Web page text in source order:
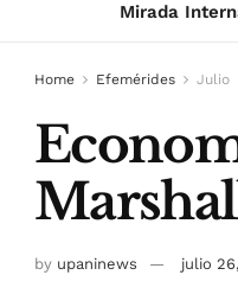
Mirada
Home Efemérides Julio
by upaninews julio